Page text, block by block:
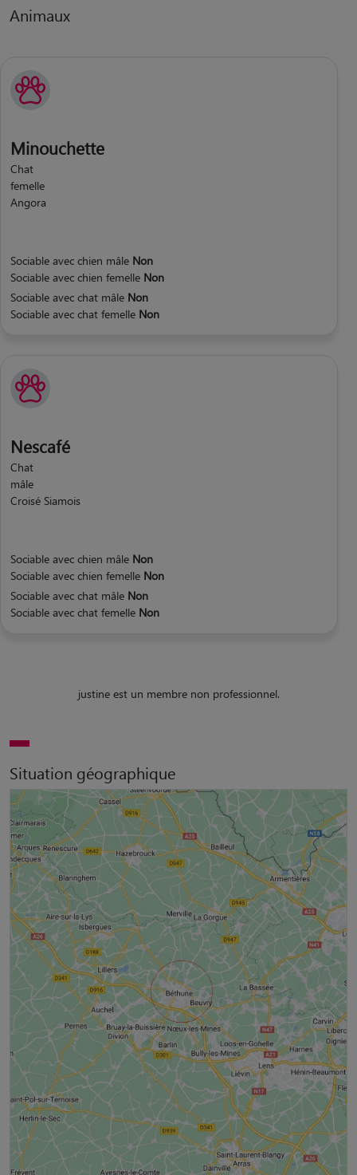
Animaux
Minouchette
Chat
femelle
Angora
Sociable avec chien mâle Non
Sociable avec chien femelle Non
Sociable avec chat mâle Non
Sociable avec chat femelle Non
Nescafé
Chat
mâle
Croisé Siamois
Sociable avec chien mâle Non
Sociable avec chien femelle Non
Sociable avec chat mâle Non
Sociable avec chat femelle Non
justine est un membre non professionnel.
Situation géographique